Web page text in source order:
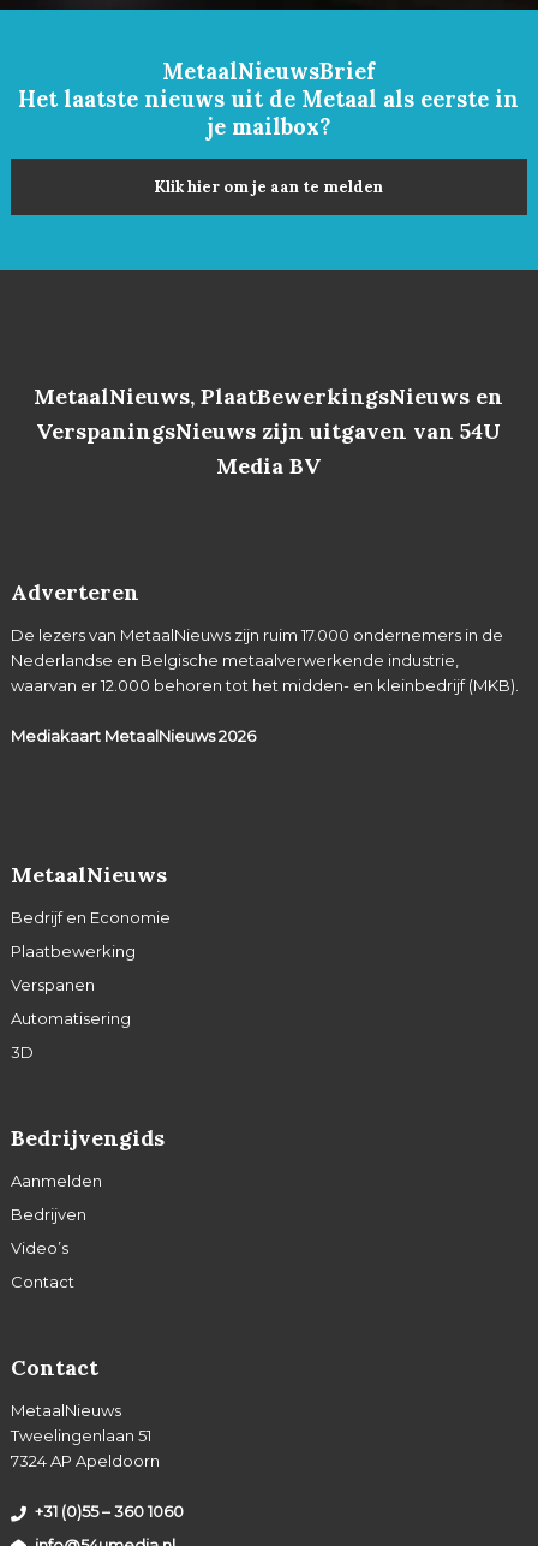
MetaalNieuwsBrief
Het laatste nieuws uit de Metaal als eerste in
je mailbox?
Klik hier om je aan te melden
MetaalNieuws, PlaatBewerkingsNieuws en
VerspaningsNieuws zijn uitgaven van 54U
Media BV
Adverteren
De lezers van MetaalNieuws zijn ruim 17.000 ondernemers in de
Nederlandse en Belgische metaalverwerkende industrie,
waarvan er 12.000 behoren tot het midden- en kleinbedrijf (MKB).
Mediakaart MetaalNieuws2026
MetaalNieuws
Bedrijf en Economie
Plaatbewerking
Verspanen
Automatisering
3D
Bedrijvengids
Aanmelden
Bedrijven
Video’s
Contact
Contact
MetaalNieuws
Tweelingenlaan 51
7324 AP Apeldoorn
+31 (0)55 – 360 1060